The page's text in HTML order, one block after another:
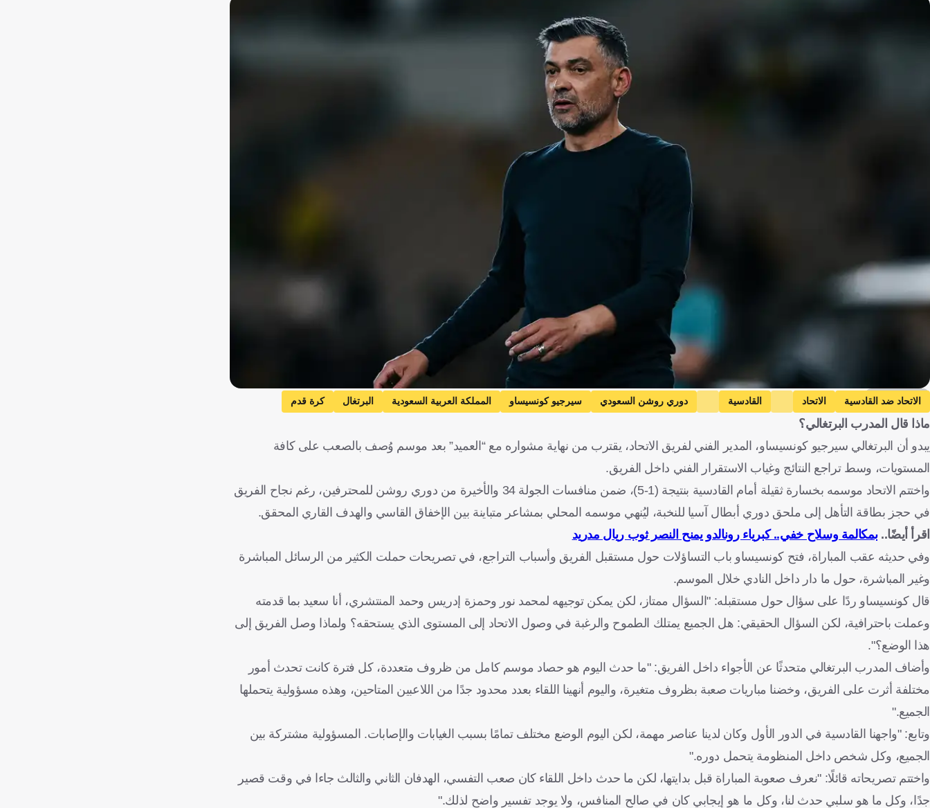
Getty Images
الاتحاد ضد القادسية الاتحاد القادسية دوري روشن السعودي سيرجيو كونسيساو المملكة العربية السعودية البرتغال كرة قدم
ماذا قال المدرب البرتغالي؟
يبدو أن البرتغالي سيرجيو كونسيساو، المدير الفني لفريق الاتحاد، يقترب من نهاية مشواره مع “العميد” بعد موسم وُصف بالصعب على كافة
المستويات، وسط تراجع النتائج وغياب الاستقرار الفني داخل الفريق.
واختتم الاتحاد موسمه بخسارة ثقيلة أمام القادسية بنتيجة (1-5)، ضمن منافسات الجولة 34 والأخيرة من دوري روشن للمحترفين، رغم نجاح الفريق
في حجز بطاقة التأهل إلى ملحق دوري أبطال آسيا للنخبة، ليُنهي موسمه المحلي بمشاعر متباينة بين الإخفاق القاسي والهدف القاري المحقق.
اقرأ أيضًا..بمكالمة وسلاح خفي.. كبرياء رونالدو يمنح النصر ثوب ريال مدريد
وفي حديثه عقب المباراة، فتح كونسيساو باب التساؤلات حول مستقبل الفريق وأسباب التراجع، في تصريحات حملت الكثير من الرسائل المباشرة
وغير المباشرة، حول ما دار داخل النادي خلال الموسم.
قال كونسيساو ردًا على سؤال حول مستقبله: "السؤال ممتاز، لكن يمكن توجيهه لمحمد نور وحمزة إدريس وحمد المنتشري، أنا سعيد بما قدمته
وعملت باحترافية، لكن السؤال الحقيقي: هل الجميع يمتلك الطموح والرغبة في وصول الاتحاد إلى المستوى الذي يستحقه؟ ولماذا وصل الفريق إلى
هذا الوضع؟".
وأضاف المدرب البرتغالي متحدثًا عن الأجواء داخل الفريق: "ما حدث اليوم هو حصاد موسم كامل من ظروف متعددة، كل فترة كانت تحدث أمور
مختلفة أثرت على الفريق، وخضنا مباريات صعبة بظروف متغيرة، واليوم أنهينا اللقاء بعدد محدود جدًا من اللاعبين المتاحين، وهذه مسؤولية يتحملها
الجميع."
وتابع: "واجهنا القادسية في الدور الأول وكان لدينا عناصر مهمة، لكن اليوم الوضع مختلف تمامًا بسبب الغيابات والإصابات. المسؤولية مشتركة بين
الجميع، وكل شخص داخل المنظومة يتحمل دوره."
واختتم تصريحاته قائلًا: "نعرف صعوبة المباراة قبل بدايتها، لكن ما حدث داخل اللقاء كان صعب التفسي، الهدفان الثاني والثالث جاءا في وقت قصير
جدًا، وكل ما هو سلبي حدث لنا، وكل ما هو إيجابي كان في صالح المنافس، ولا يوجد تفسير واضح لذلك."